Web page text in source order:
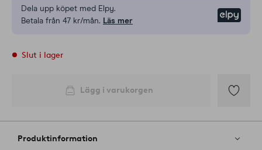
Dela upp köpet med Elpy.
Betala från 47 kr/mån. Läs mer
Slut i lager
Lägg i varukorgen
till
favoriter
Produktinformation